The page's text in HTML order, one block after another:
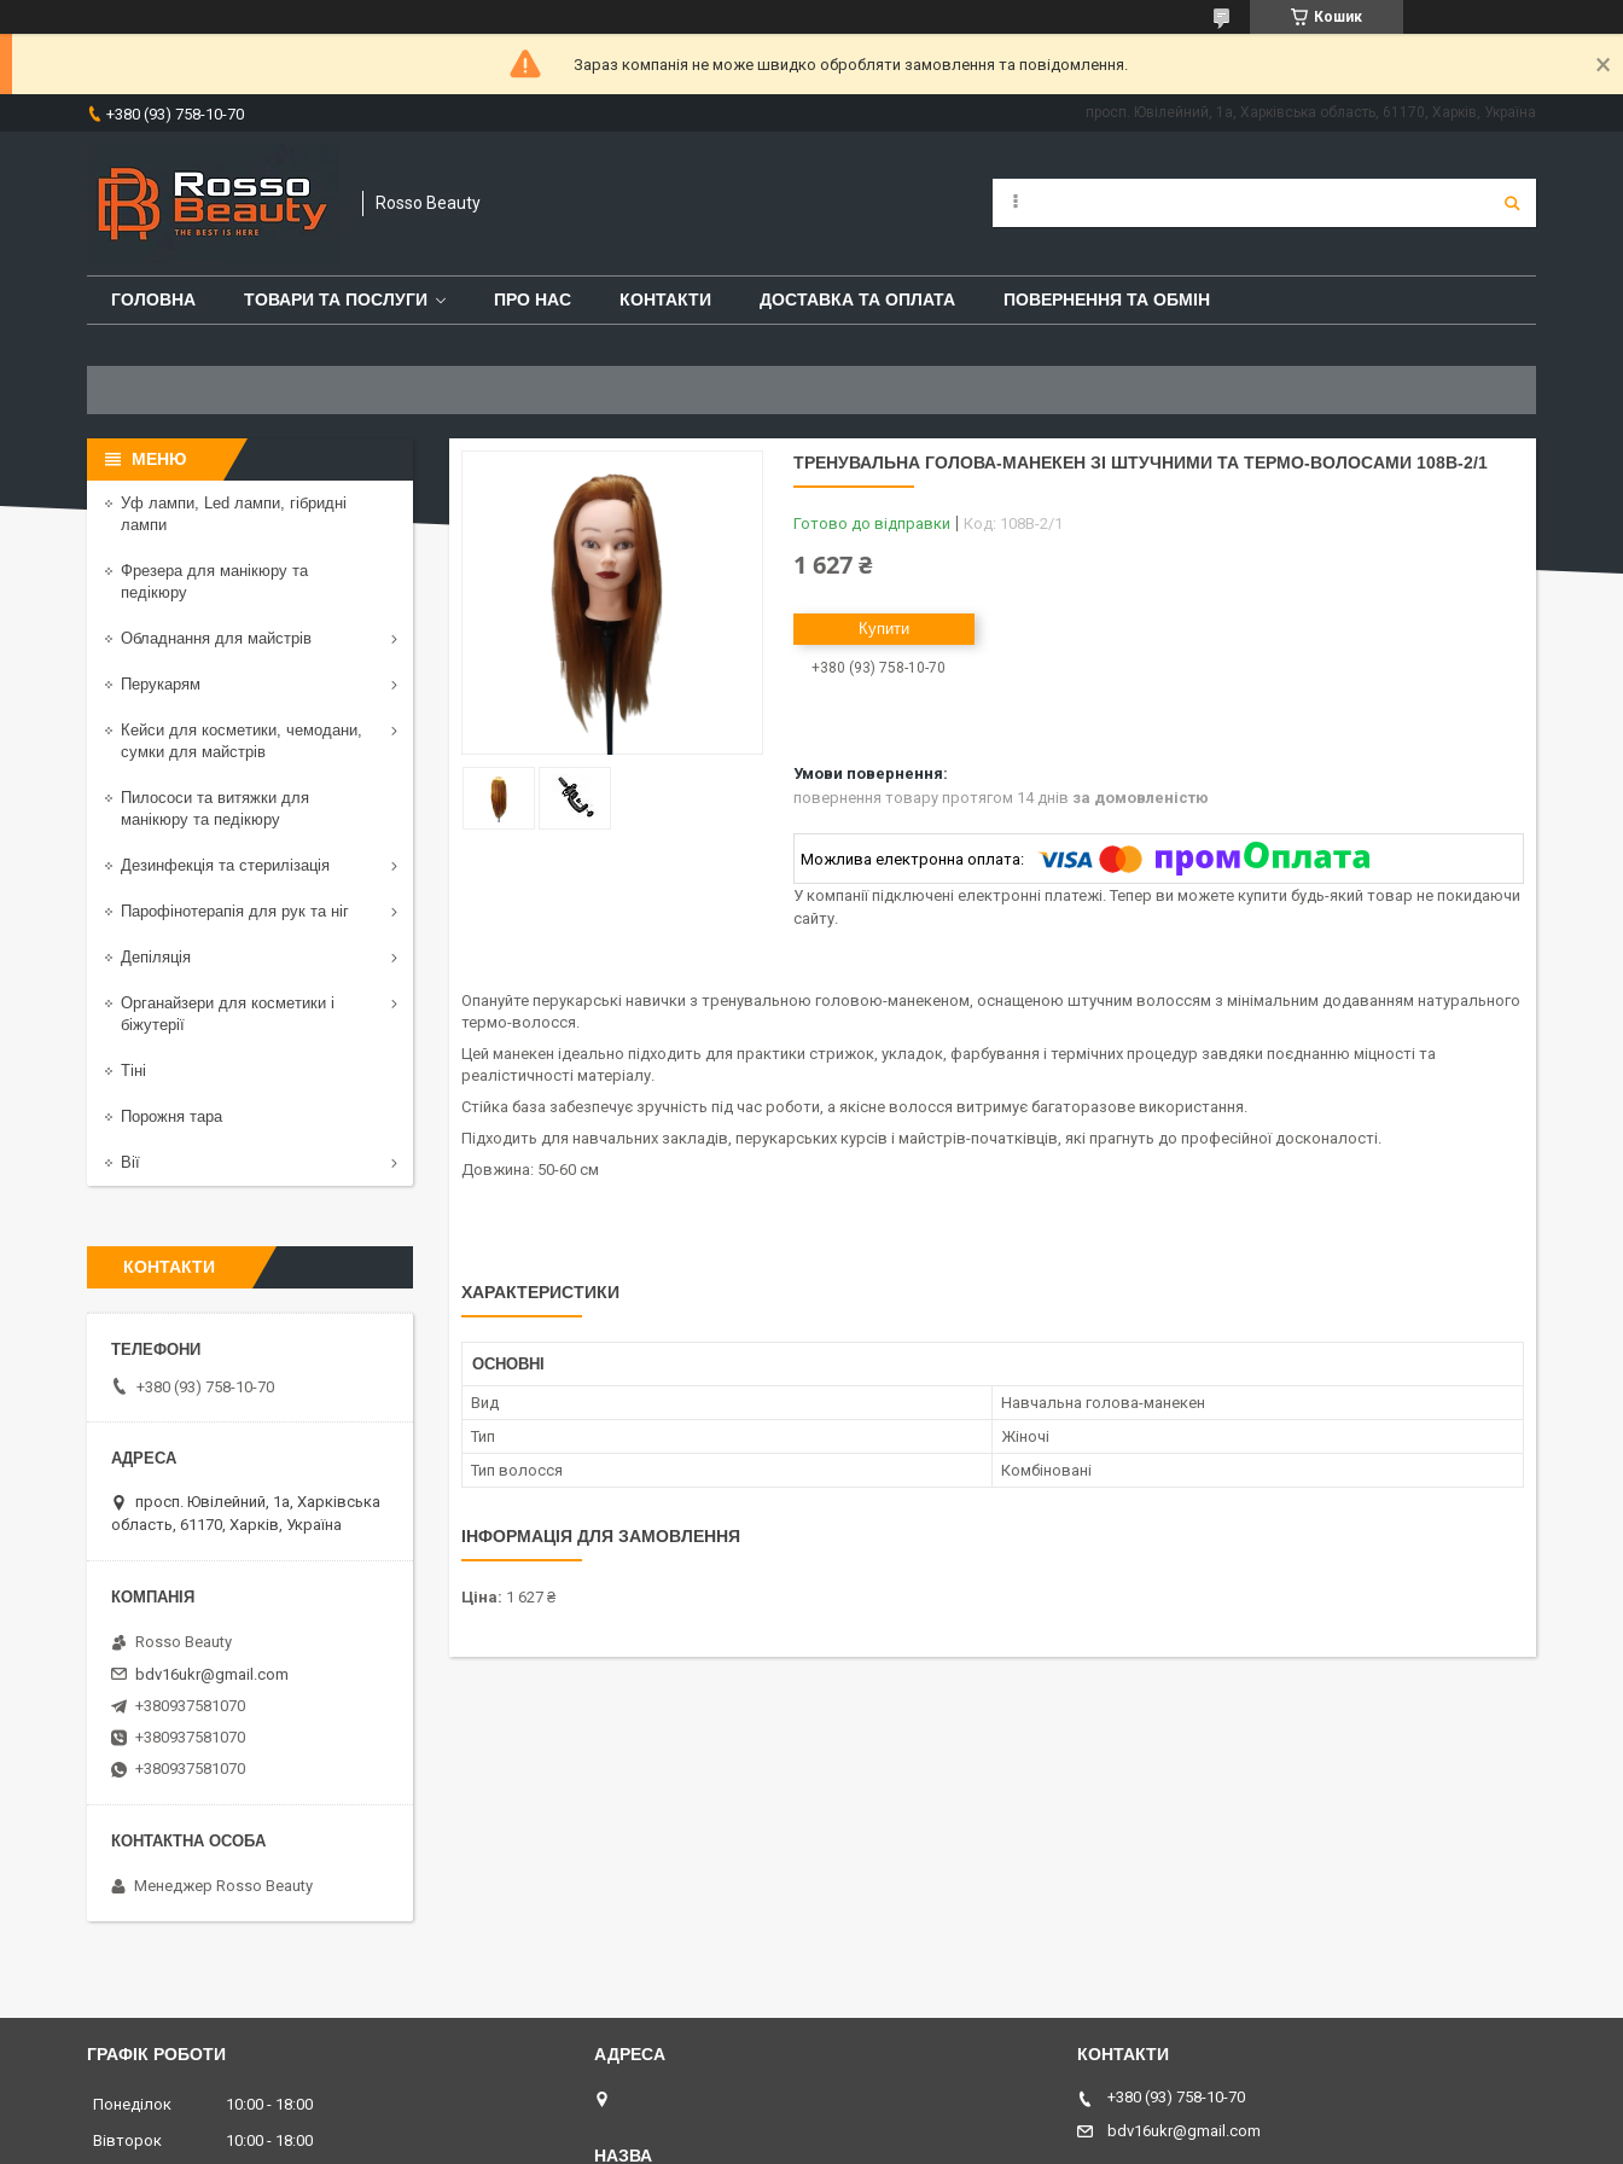
Кошик
Зараз компанія не може швидко обробляти замовлення та повідомлення.
+380 (93) 758-10-70 просп. Ювілейний, 1а, Харківська область, 61170, Харків, Україна
Rosso Beauty
ГОЛОВНА ТОВАРИ ТА ПОСЛУГИ ПРО НАС КОНТАКТИ ДОСТАВКА ТА ОПЛАТА ПОВЕРНЕННЯ ТА ОБМІН
ТРЕНУВАЛЬНА ГОЛОВА-МАНЕКЕН ЗІ ШТУЧНИМИ ТА ТЕРМО-ВОЛОСАМИ 108B-2/1
Готово до відправки Код: 108B-2/1
1 627 ₴
Купити
+380 (93) 758-10-70
повернення товару протягом 14 днів за домовленістю
У компанії підключені електронні платежі. Тепер ви можете купити будь-який товар не покидаючи
сайту.
Опануйте перукарські навички з тренувальною головою-манекеном, оснащеною штучним волоссям з мінімальним додаванням натурального
термо-волосся.
Цей манекен ідеально підходить для практики стрижок, укладок, фарбування і термічних процедур завдяки поєднанню міцності та
реалістичності матеріалу.
Стійка база забезпечує зручність під час роботи, а якісне волосся витримує багаторазове використання.
Підходить для навчальних закладів, перукарських курсів і майстрів-початківців, які прагнуть до професійної досконалості.
Довжина: 50-60 см
ХАРАКТЕРИСТИКИ
ОСНОВНІ
Вид
Навчальна голова-манекен
Тип
Жіночі
Тип волосся
Комбіновані
ІНФОРМАЦІЯ ДЛЯ ЗАМОВЛЕННЯ
Ціна: 1 627 ₴
Уф лампи, Led лампи, гібридні
лампи
Фрезера для манікюру та
педікюру
Обладнання для майстрів
Перукарям
Кейси для косметики, чемодани,
сумки для майстрів
Пилососи та витяжки для
манікюру та педікюру
Дезинфекція та стерилізація
Парофінотерапія для рук та ніг
Депіляція
Органайзери для косметики і
біжутерії
Тіні
Порожня тара
Вії
КОНТАКТИ
+380 (93) 758-10-70
просп. Ювілейний, 1а, Харківська
область, 61170, Харків, Україна
Rosso Beauty
bdv16ukr@gmail.com
+380937581070
+380937581070
+380937581070
Менеджер Rosso Beauty
ГРАФІК РОБОТИ
Понеділок 10:00
18:00
Вівторок
10:00 18:00
+380 (93) 758-10-70
bdv16ukr@gmail.com